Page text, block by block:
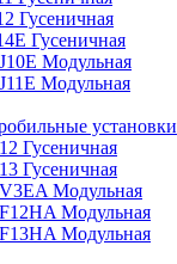
Гусеничная
Гусеничная
Модульная
Модульная
установки
Гусеничная
Гусеничная
Модульная
Модульная
Модульная